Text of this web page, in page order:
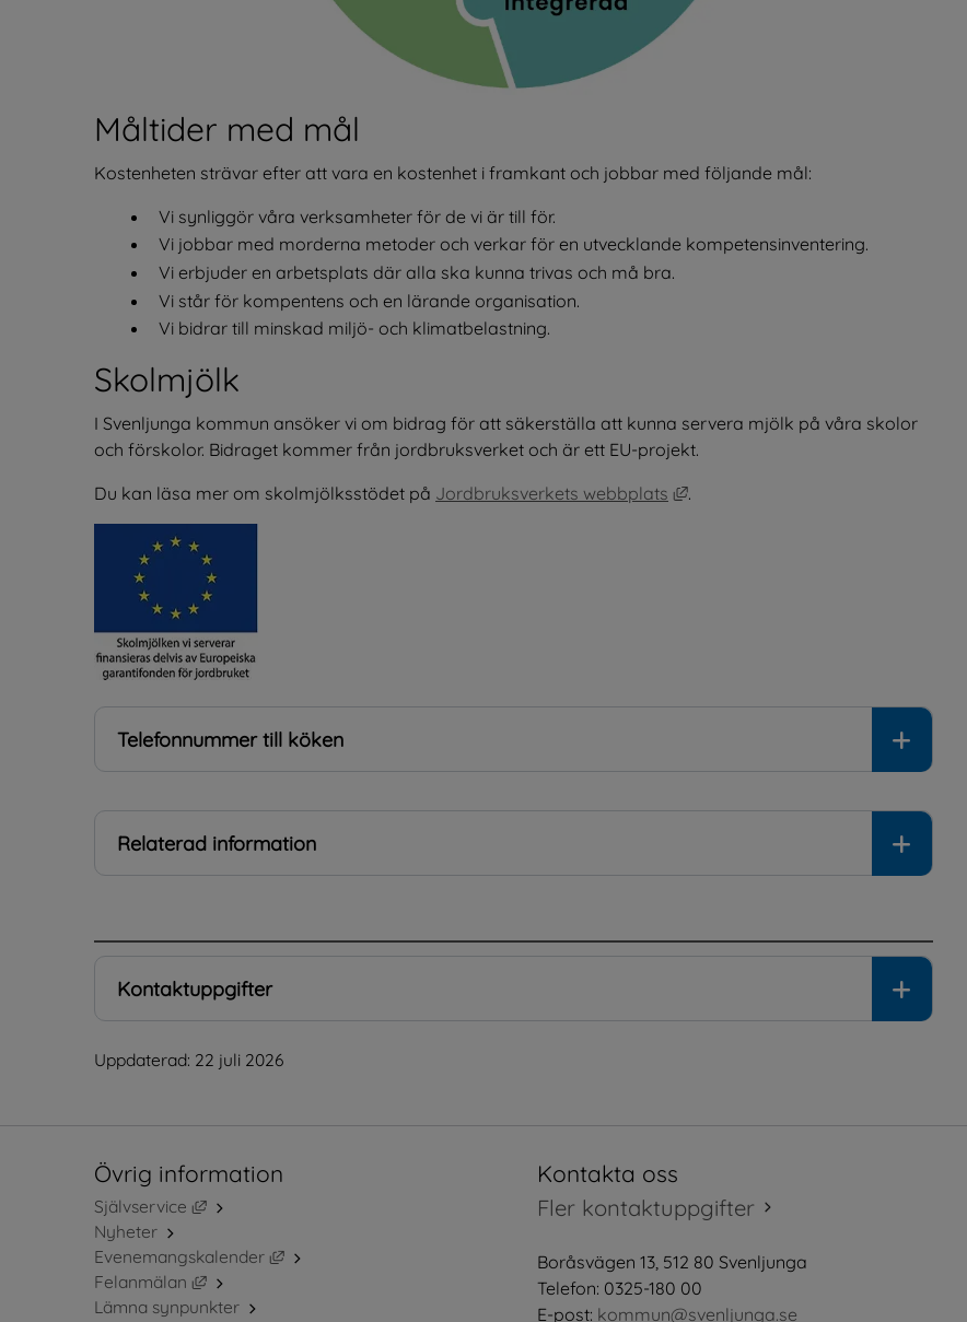
Måltider med mål
Kostenheten strävar efter att vara en kostenhet i framkant och jobbar med följande mål:
Vi synliggör våra verksamheter för de vi är till för.
Vi jobbar med morderna metoder och verkar för en utvecklande kompetensinventering.
Vi erbjuder en arbetsplats där alla ska kunna trivas och må bra.
Vi står för kompentens och en lärande organisation.
Vi bidrar till minskad miljö- och klimatbelastning.
Skolmjölk
I Svenljunga kommun ansöker vi om bidrag för att säkerställa att kunna servera mjölk på våra skolor
och förskolor. Bidraget kommer från jordbruksverket och är ett EU-projekt.
Du kan läsa mer om skolmjölksstödet på Jordbruksverkets webbplats Länk till annan webbplats, öppnas
.
Telefonnummer till köken
Relaterad information
Kontaktuppgifter
Uppdaterad: 22 juli 2026
Övrig information
Självservice
Länk till annan webbplats, öppnas i nytt fönster.
Nyheter
Evenemangskalender
Länk till annan webbplats, öppnas i nytt fönster.
Felanmälan
Länk till annan webbplats, öppnas i nytt fönster.
Lämna synpunkter
Kontakta oss
Fler kontaktuppgifter
Boråsvägen 13, 512 80 Svenljunga
Telefon: 0325-180 00
E-post: kommun@svenljunga.se